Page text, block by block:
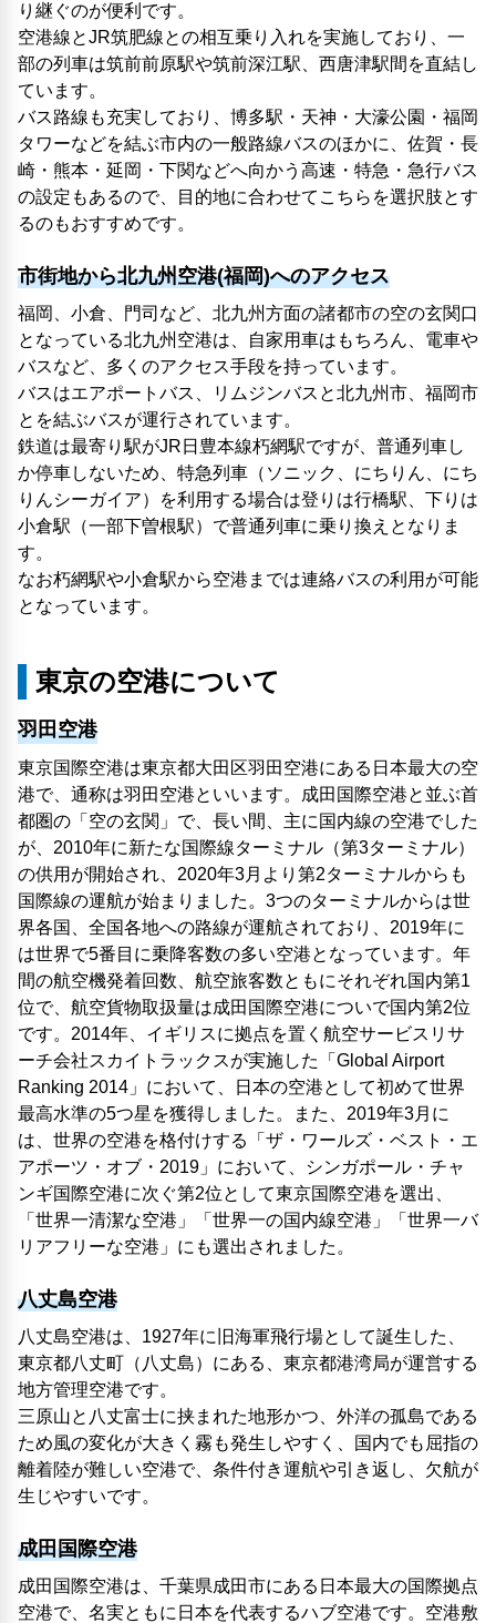
り継ぐのが便利です。
空港線とJR筑肥線との相互乗り入れを実施しており、一
部の列車は筑前前原駅や筑前深江駅、西唐津駅間を直結し
ています。
バス路線も充実しており、博多駅・天神・大濠公園・福岡
タワーなどを結ぶ市内の一般路線バスのほかに、佐賀・長
崎・熊本・延岡・下関などへ向かう高速・特急・急行バス
の設定もあるので、目的地に合わせてこちらを選択肢とす
るのもおすすめです。
市街地から北九州空港(福岡)へのアクセス
福岡、小倉、門司など、北九州方面の諸都市の空の玄関口
となっている北九州空港は、自家用車はもちろん、電車や
バスなど、多くのアクセス手段を持っています。
バスはエアポートバス、リムジンバスと北九州市、福岡市
とを結ぶバスが運行されています。
鉄道は最寄り駅がJR日豊本線朽網駅ですが、普通列車し
か停車しないため、特急列車（ソニック、にちりん、にち
りんシーガイア）を利用する場合は登りは行橋駅、下りは
小倉駅（一部下曽根駅）で普通列車に乗り換えとなりま
す。
なお朽網駅や小倉駅から空港までは連絡バスの利用が可能
となっています。
東京の空港について
羽田空港
東京国際空港は東京都大田区羽田空港にある日本最大の空
港で、通称は羽田空港といいます。成田国際空港と並ぶ首
都圏の「空の玄関」で、長い間、主に国内線の空港でした
が、2010年に新たな国際線ターミナル（第3ターミナル）
の供用が開始され、2020年3月より第2ターミナルからも
国際線の運航が始まりました。3つのターミナルからは世
界各国、全国各地への路線が運航されており、2019年に
は世界で5番目に乗降客数の多い空港となっています。年
間の航空機発着回数、航空旅客数ともにそれぞれ国内第1
位で、航空貨物取扱量は成田国際空港についで国内第2位
です。2014年、イギリスに拠点を置く航空サービスリサ
ーチ会社スカイトラックスが実施した「Global Airport
Ranking 2014」において、日本の空港として初めて世界
最高水準の5つ星を獲得しました。また、2019年3月に
は、世界の空港を格付けする「ザ・ワールズ・ベスト・エ
アポーツ・オブ・2019」において、シンガポール・チャ
ンギ国際空港に次ぐ第2位として東京国際空港を選出、
「世界一清潔な空港」「世界一の国内線空港」「世界一バ
リアフリーな空港」にも選出されました。
八丈島空港
八丈島空港は、1927年に旧海軍飛行場として誕生した、
東京都八丈町（八丈島）にある、東京都港湾局が運営する
地方管理空港です。
三原山と八丈富士に挟まれた地形かつ、外洋の孤島である
ため風の変化が大きく霧も発生しやすく、国内でも屈指の
離着陸が難しい空港で、条件付き運航や引き返し、欠航が
生じやすいです。
成田国際空港
成田国際空港は、千葉県成田市にある日本最大の国際拠点
空港で、名実ともに日本を代表するハブ空港です。空港敷